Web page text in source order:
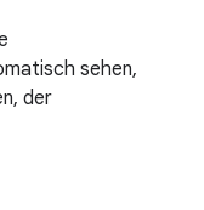
sehen,
der